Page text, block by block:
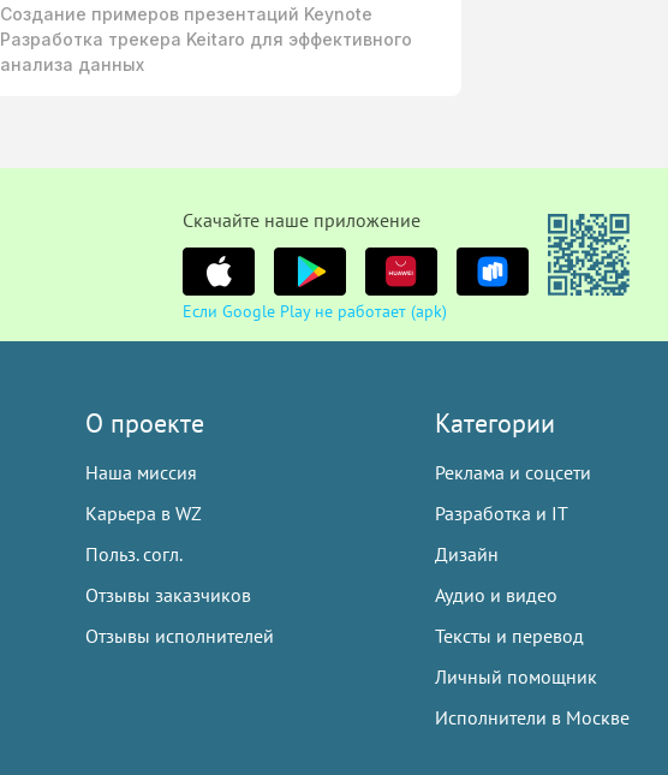
Создание примеров презентаций Keynote
Разработка трекера Keitaro для эффективного
анализа данных
Cкачайте наше приложение
Если Google Play не работает (apk)
О проекте
Наша миссия
Карьера в WZ
Польз. согл.
Отзывы заказчиков
Отзывы исполнителей
Категории
Реклама и соцсети
Разработка и IT
Дизайн
Аудио и видео
Тексты и перевод
Личный помощник
Исполнители в Москве